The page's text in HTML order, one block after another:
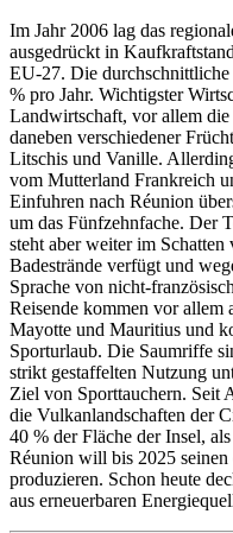
Im Jahr 2006 lag das
ausgedrückt in
EU-27. Die
% pro Jahr. Wichtigster
Landwirtschaft, vor allem
daneben verschiedener
Litschis und Vanille.
vom Mutterland Frankreich
Einfuhren nach Réunion
um das Fünfzehnfache. Der
steht aber weiter im
Badestrände verfügt und
Sprache von nicht-
Reisende kommen vor allem
Mayotte und Mauritius und
Sporturlaub. Die Saumriffe
strikt gestaffelten Nutzung
Ziel von Sporttauchern. Seit
die Vulkanlandschaften der
40 % der Fläche der Insel,
Réunion will bis 2025
produzieren. Schon heute
aus erneuerbaren